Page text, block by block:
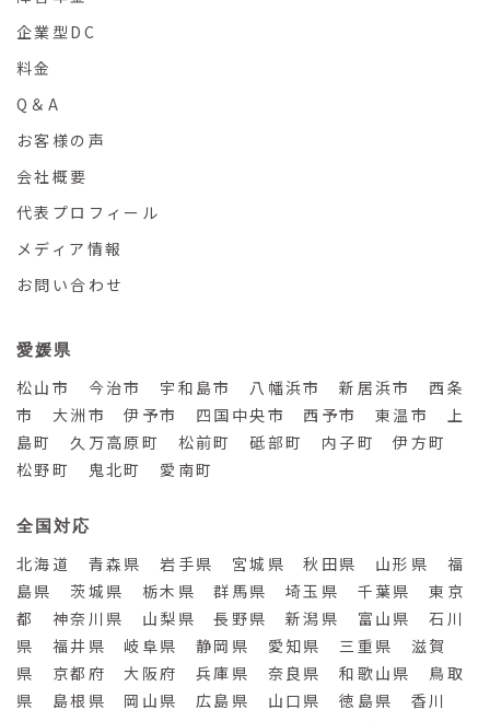
企業型DC
料金
Q＆A
お客様の声
会社概要
代表プロフィール
メディア情報
お問い合わせ
愛媛県
松山市 今治市 宇和島市 八幡浜市 新居浜市 西条
市 大洲市 伊予市 四国中央市 西予市 東温市 上
島町 久万高原町 松前町 砥部町 内子町 伊方町
松野町 鬼北町 愛南町
全国対応
北海道 青森県 岩手県 宮城県 秋田県 山形県 福
島県 茨城県 栃木県 群馬県 埼玉県 千葉県 東京
都 神奈川県 山梨県 長野県 新潟県 富山県 石川
県 福井県 岐阜県 静岡県 愛知県 三重県 滋賀
県 京都府 大阪府 兵庫県 奈良県 和歌山県 鳥取
県 島根県 岡山県 広島県 山口県 徳島県 香川